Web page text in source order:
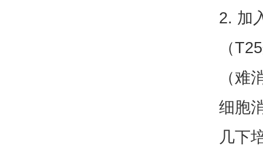
2. 加
（
（难
细胞
几下